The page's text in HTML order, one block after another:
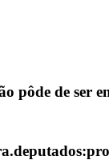
pôde de ser